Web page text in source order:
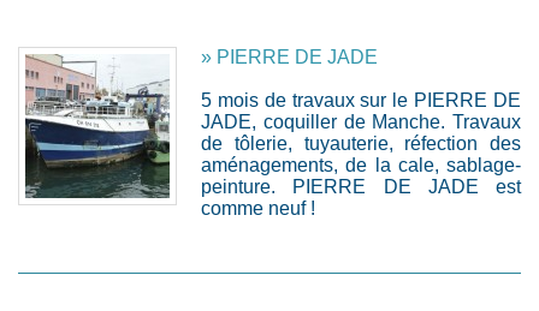
» PIERRE DE JADE
5 mois de travaux sur le PIERRE DE
JADE, coquiller de Manche. Travaux
de tôlerie, tuyauterie, réfection des
aménagements, de la cale, sablage-
peinture. PIERRE DE JADE est
comme neuf !